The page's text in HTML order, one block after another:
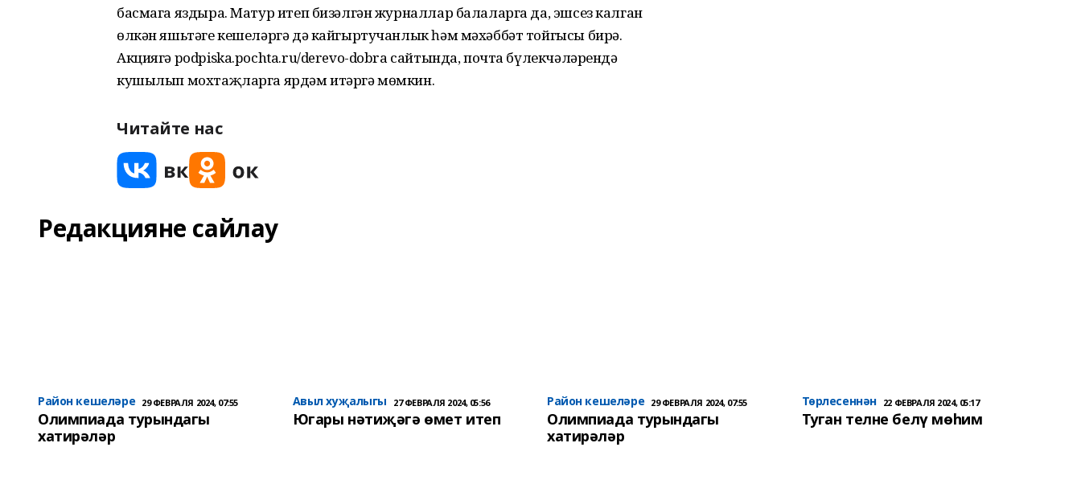
басмага яздыра. Матур итеп бизәлгән журналлар балаларга да, эшсез калган
өлкән яшьтәге кешеләргә дә кайгыртучанлык һәм мәхәббәт тойгысы бирә.
Акциягә podpiska.pochta.ru/derevo-dobra сайтында, почта бүлекчәләрендә
кушылып мохтаҗларга ярдәм итәргә мөмкин.
Читайте нас
Редакцияне сайлау
Район кешеләре 29 ФЕВРАЛЯ 2024, 07:55
Олимпиада турындагы
хатирәләр
Авыл хуҗалыгы 27 ФЕВРАЛЯ 2024, 05:56
Югары нәтиҗәгә өмет итеп
Район кешеләре 29 ФЕВРАЛЯ 2024, 07:55
Олимпиада турындагы
хатирәләр
Төрлесеннән 22 ФЕВРАЛЯ 2024, 05:17
Туган телне белү мөһим